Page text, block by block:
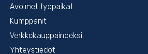
Avoimet työpaikat
Kumppanit
Verkkokauppaindeksi
Yhteystiedot